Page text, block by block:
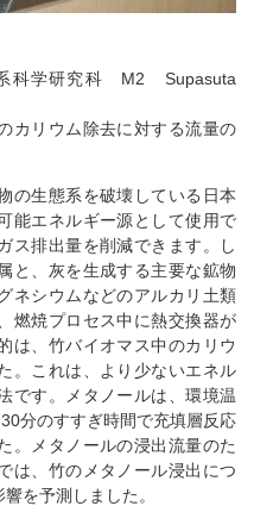
科学研究科 M2 Supasuta
カリウム除去に対する流量の
の生態系を破壊している日本
能エネルギー源として使用で
ス排出量を削減できます。し
と、灰を生成する主要な鉱物
ネシウムなどのアルカリ土類
燃焼プロセス中に熱交換器が
は、竹バイオマス中のカリウ
。これは、より少ないエネル
です。メタノールは、環境温
分のすすぎ時間で充填層反応
。メタノールの浸出流量のた
は、竹のメタノール浸出につ
を予測しました。